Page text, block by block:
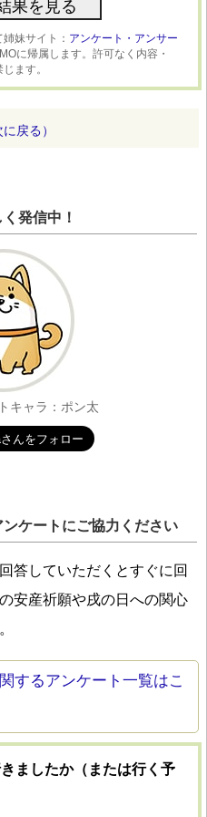
妹サイト： アンケート・アンサー
に帰属します。許可なく内容・
ます。
戻る）
発信中！
キャラ：ポン太
ケートにご協力ください
答していただくとすぐに回
安産祈願や戌の日への関心
するアンケート一覧はこ
ましたか（または行く予